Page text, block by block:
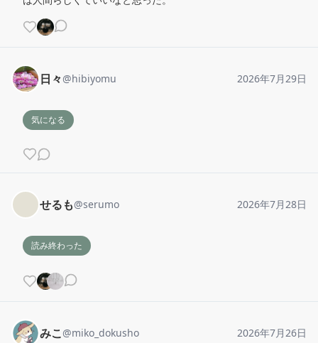
日々@hibiyomu 2026年7月29日
気になる
せるも@serumo 2026年7月28日
読み終わった
みこ@miko_dokusho 2026年7月26日